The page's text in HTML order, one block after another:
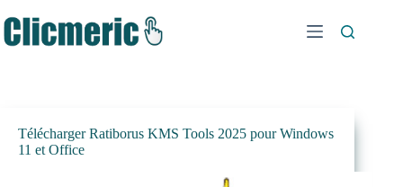
au
contenu
Télécharger Ratiborus KMS Tools 2025 pour Windows
11 et Office